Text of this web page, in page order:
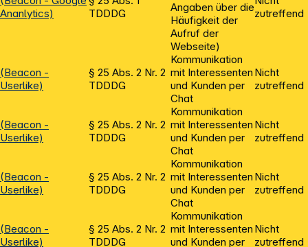
Ananlytics)
TDDDG
Angaben über die
Häufigkeit der
Aufruf der
Webseite)
zutreffend
(Beacon -
Userlike)
§ 25 Abs. 2 Nr. 2
TDDDG
Kommunikation
mit Interessenten
und Kunden per
Chat
Nicht
zutreffend
(Beacon -
Userlike)
§ 25 Abs. 2 Nr. 2
TDDDG
Kommunikation
mit Interessenten
und Kunden per
Chat
Nicht
zutreffend
(Beacon -
Userlike)
§ 25 Abs. 2 Nr. 2
TDDDG
Kommunikation
mit Interessenten
und Kunden per
Chat
Nicht
zutreffend
(Beacon -
Userlike)
§ 25 Abs. 2 Nr. 2
TDDDG
Kommunikation
mit Interessenten
und Kunden per
Nicht
zutreffend